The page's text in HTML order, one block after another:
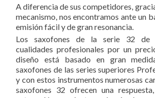
A diferencia de sus competidores,
mecanismo, nos encontramos ante un
emisión fácil y de gran resonancia.
Los saxofones de la serie 32 de
cualidades profesionales por un
diseño está basado en gran
saxofones de las series superiores
y con estos instrumentos numerosas
saxofones 32 ofrecen una